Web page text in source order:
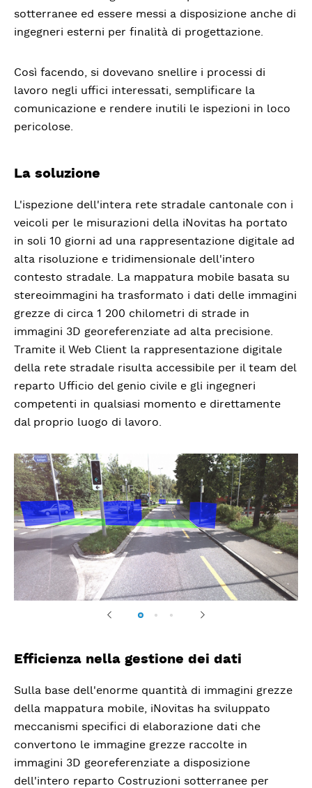
sotterranee ed essere messi a disposizione anche di
ingegneri esterni per finalità di progettazione.
Così facendo, si dovevano snellire i processi di
lavoro negli uffici interessati, semplificare la
comunicazione e rendere inutili le ispezioni in loco
pericolose.
La soluzione
L'ispezione dell'intera rete stradale cantonale con i
veicoli per le misurazioni della iNovitas ha portato
in soli 10 giorni ad una rappresentazione digitale ad
alta risoluzione e tridimensionale dell'intero
contesto stradale. La mappatura mobile basata su
stereoimmagini ha trasformato i dati delle immagini
grezze di circa 1 200 chilometri di strade in
immagini 3D georeferenziate ad alta precisione.
Tramite il Web Client la rappresentazione digitale
della rete stradale risulta accessibile per il team del
reparto Ufficio del genio civile e gli ingegneri
competenti in qualsiasi momento e direttamente
dal proprio luogo di lavoro.
Efficienza nella gestione dei dati
Sulla base dell'enorme quantità di immagini grezze
della mappatura mobile, iNovitas ha sviluppato
meccanismi specifici di elaborazione dati che
convertono le immagine grezze raccolte in
immagini 3D georeferenziate a disposizione
dell'intero reparto Costruzioni sotterranee per